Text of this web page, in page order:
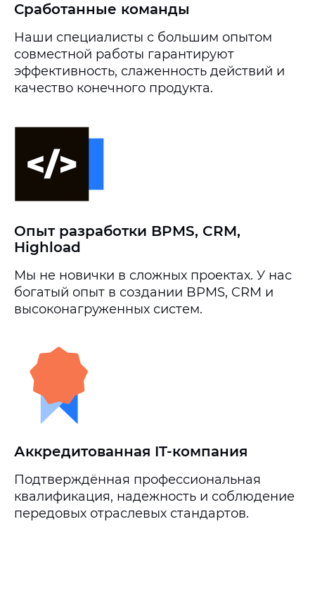
Сработанные команды
Наши специалисты с большим опытом
совместной работы гарантируют
эффективность, слаженность действий и
качество конечного продукта.
Опыт разработки BPMS, CRM,
Highload
Мы не новички в сложных проектах. У нас
богатый опыт в создании BPMS, CRM и
высоконагруженных систем.
Аккредитованная IT-компания
Подтверждённая профессиональная
квалификация, надежность и соблюдение
передовых отраслевых стандартов.